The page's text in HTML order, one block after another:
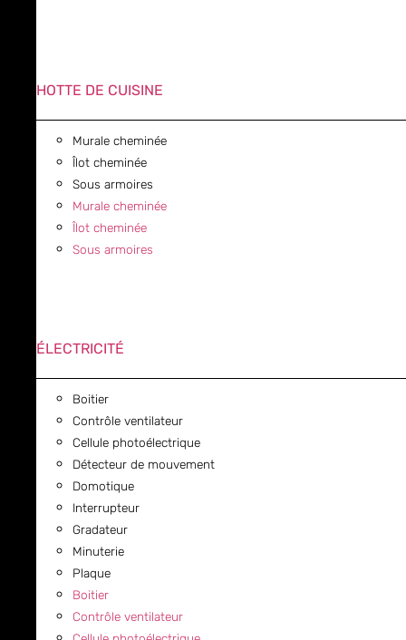
HOTTE DE CUISINE
Murale cheminée
Îlot cheminée
Sous armoires
Murale cheminée
Îlot cheminée
Sous armoires
ÉLECTRICITÉ
Boitier
Contrôle ventilateur
Cellule photoélectrique
Détecteur de mouvement
Domotique
Interrupteur
Gradateur
Minuterie
Plaque
Boitier
Contrôle ventilateur